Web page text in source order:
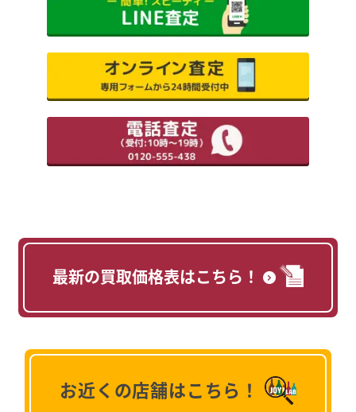
最新の買取価格表はこちら！
お近くの店舗はこちら！